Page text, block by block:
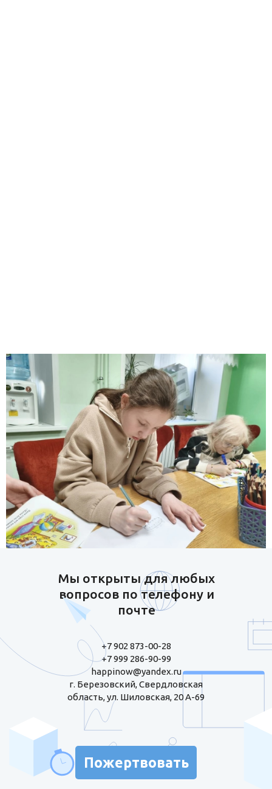
Мы открыты для любых
вопросов по телефону и
почте
+7 902 873-00-28
+7 999 286-90-99
happinow@yandex.ru
г. Березовский, Свердловская
область, ул. Шиловская, 20 А-69
Пожертвовать